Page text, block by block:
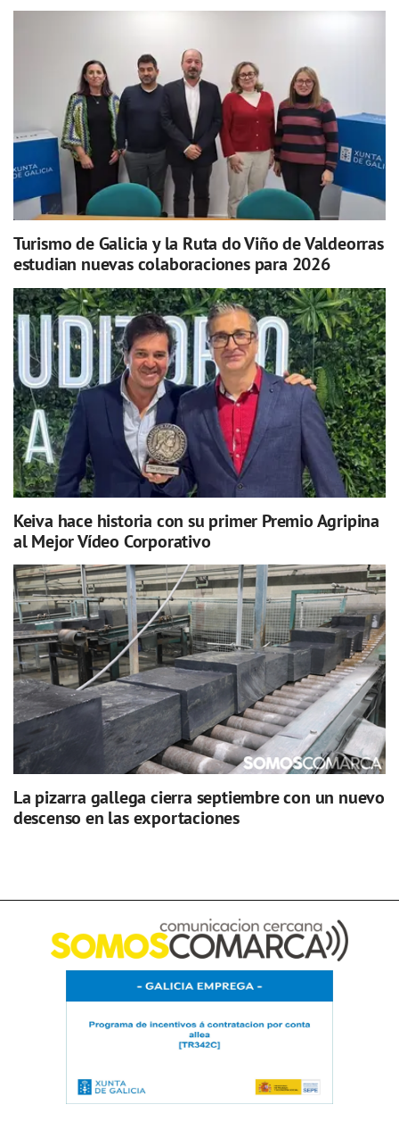
Turismo de Galicia y la Ruta do Viño de Valdeorras
estudian nuevas colaboraciones para 2026
Keiva hace historia con su primer Premio Agripina
al Mejor Vídeo Corporativo
La pizarra gallega cierra septiembre con un nuevo
descenso en las exportaciones